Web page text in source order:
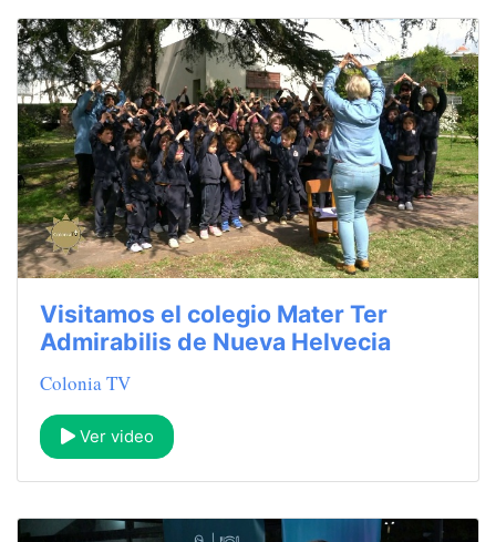
Visitamos el colegio Mater Ter
Admirabilis de Nueva Helvecia
Colonia TV
Ver video